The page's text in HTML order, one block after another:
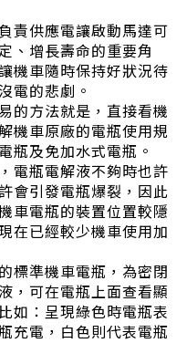
責供應電讓啟動馬達可
、增長壽命的重要角
機車隨時保持好狀況待
電的悲劇。
的方法就是，直接看機
機車原廠的電瓶使用規
瓶及免加水式電瓶。
電瓶電解液不夠時也許
會引發電瓶爆裂，因此
車電瓶的裝置位置較隱
在已經較少機車使用加
標準機車電瓶，為密閉
，可在電瓶上面查看顯
如：呈現綠色時電瓶表
充電，白色則代表電瓶